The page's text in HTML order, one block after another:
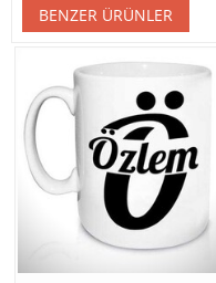
BENZER ÜRÜNLER